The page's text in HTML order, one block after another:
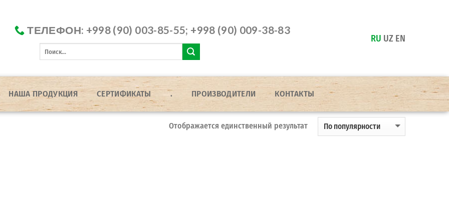
ТЕЛЕФОН: +998 (90) 003-85-55; +998 (90) 009-38-83
RU UZ EN
НАША ПРОДУКЦИЯ СЕРТИФИКАТЫ . ПРОИЗВОДИТЕЛИ КОНТАКТЫ
Отображается единственный результат